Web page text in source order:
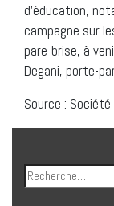
d’éducation,
campagne sur
pare-brise, à
Degani, porte-
Source :